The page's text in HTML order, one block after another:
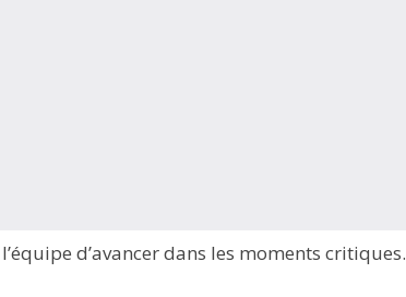
d’avancer dans les moments critiques.